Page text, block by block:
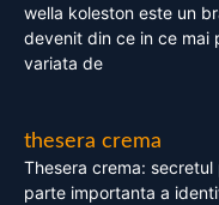
wella koleston este un
devenit din ce in ce mai
variata de
thesera crema
Thesera crema:
parte importanta a